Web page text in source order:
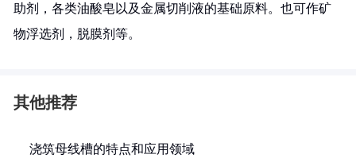
助剂，各类油酸皂以及金属切削液的基础原料。也可作矿
物浮选剂，脱膜剂等。
其他推荐
浇筑母线槽的特点和应用领域